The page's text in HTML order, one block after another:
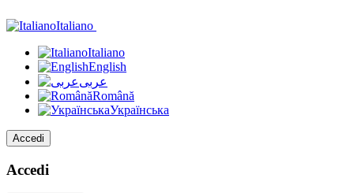
Italiano
Italiano
English
عربى
Română
Українська
Accedi
Accedi